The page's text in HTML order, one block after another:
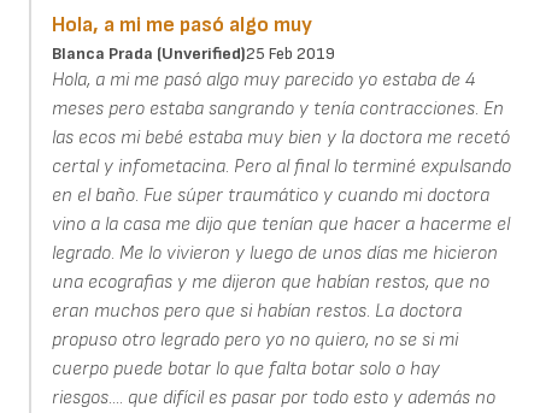
Hola, a mi me pasó algo muy
Blanca Prada (unverified)25 Feb 2019
Hola, a mi me pasó algo muy parecido yo estaba de 4
meses pero estaba sangrando y tenía contracciones. En
las ecos mi bebé estaba muy bien y la doctora me recetó
certal y infometacina. Pero al final lo terminé expulsando
en el baño. Fue súper traumático y cuando mi doctora
vino a la casa me dijo que tenían que hacer a hacerme el
legrado. Me lo vivieron y luego de unos días me hicieron
una ecografias y me dijeron que habían restos, que no
eran muchos pero que si habían restos. La doctora
propuso otro legrado pero yo no quiero, no se si mi
cuerpo puede botar lo que falta botar solo o hay
riesgos.... que difícil es pasar por todo esto y además no